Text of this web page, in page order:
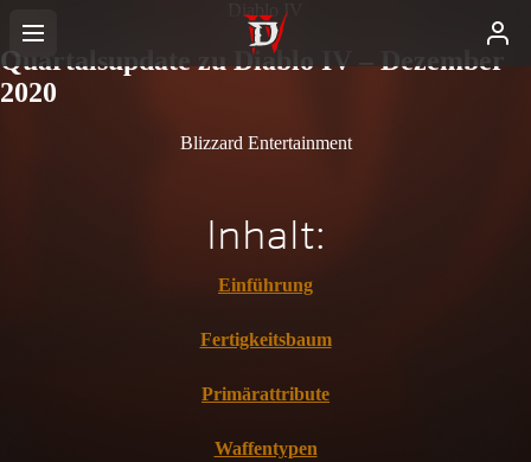
Diablo IV
Quartalsupdate zu Diablo IV – Dezember
2020
Blizzard Entertainment
Inhalt:
Einführung
Fertigkeitsbaum
Primärattribute
Waffentypen